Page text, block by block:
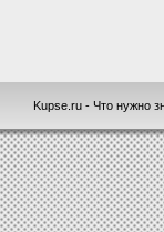
Kupse.ru - Что нужно